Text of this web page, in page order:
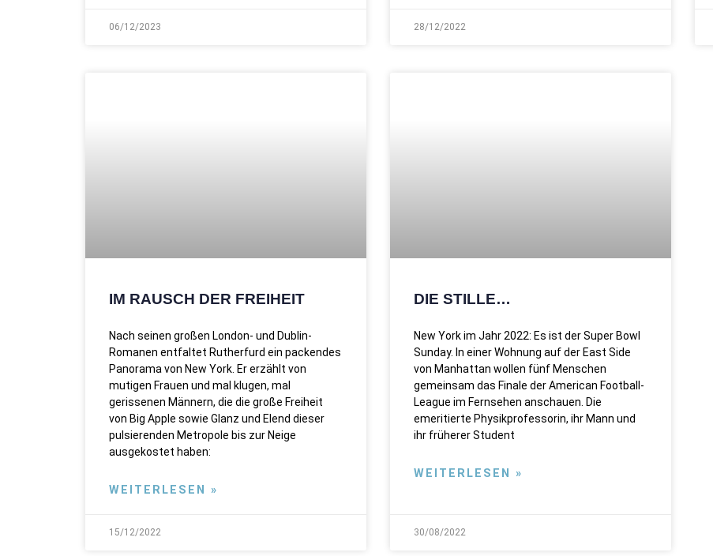
06/12/2023 28/12/2022
IM RAUSCH DER FREIHEIT
Nach seinen großen London- und Dublin-
Romanen entfaltet Rutherfurd ein packendes
Panorama von New York. Er erzählt von
mutigen Frauen und mal klugen, mal
gerissenen Männern, die die große Freiheit
von Big Apple sowie Glanz und Elend dieser
pulsierenden Metropole bis zur Neige
ausgekostet haben:
WEITERLESEN »
15/12/2022
DIE STILLE…
New York im Jahr 2022: Es ist der Super Bowl
Sunday. In einer Wohnung auf der East Side
von Manhattan wollen fünf Menschen
gemeinsam das Finale der American Football-
League im Fernsehen anschauen. Die
emeritierte Physikprofessorin, ihr Mann und
ihr früherer Student
WEITERLESEN »
30/08/2022